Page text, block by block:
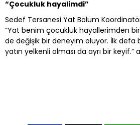
“Çocukluk hayalimdi”
Sedef Tersanesi Yat Bölüm
“Yat benim çocukluk hayallerimden
de değişik bir deneyim oluyor. İlk defa
yatın yelkenli olması da ayrı bir keyif.”